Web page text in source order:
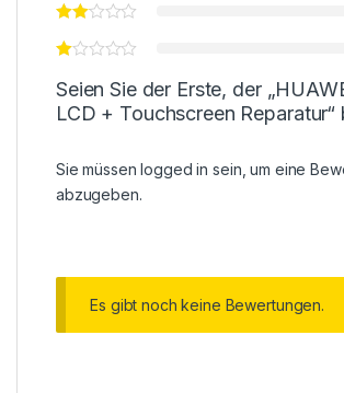
Seien Sie der Erste, der
LCD + Touchscreen Reparatur“
Sie müssenlogged in sein, um eine
abzugeben.
Es gibt noch keine Bewertungen.